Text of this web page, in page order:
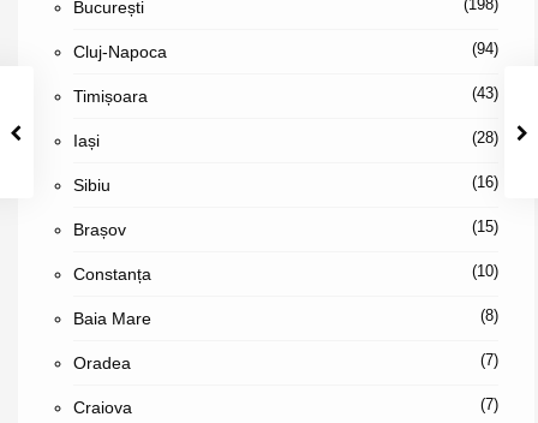
București (198)
Cluj-Napoca (94)
Timișoara (43)
Iași (28)
Sibiu (16)
Brașov (15)
Constanța (10)
Baia Mare (8)
Oradea (7)
Craiova (7)